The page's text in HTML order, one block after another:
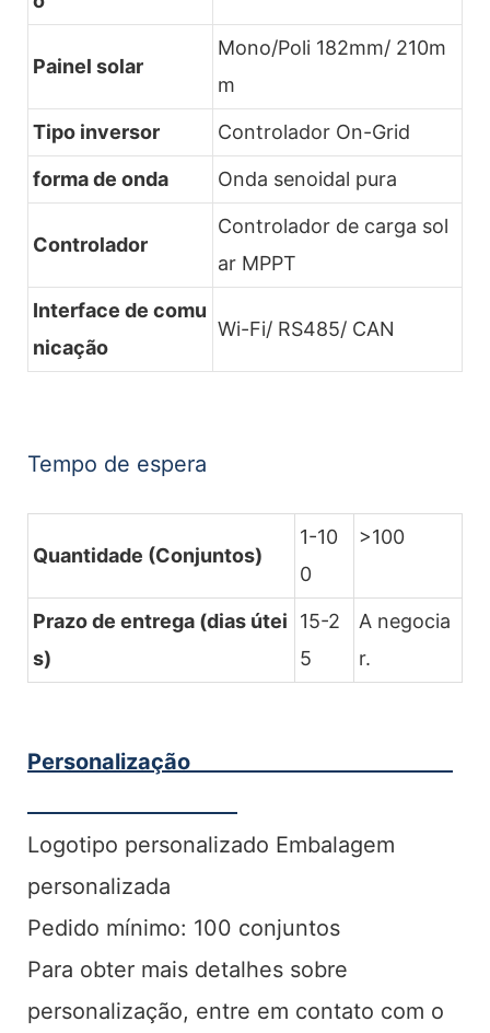
Painel solar
Mono/Poli 182mm/ 210m
m
Tipo inversor Controlador On-Grid
forma de onda Onda senoidal pura
Controlador
Controlador de carga sol
ar MPPT
Interface de comu
nicação
Wi-Fi/ RS485/ CAN
Tempo de espera
Quantidade (Conjuntos)
1-10
0
>100
Prazo de entrega (dias útei
s)
15-2
5
A negocia
r.
Personalização
Logotipo personalizado Embalagem
personalizada
Pedido mínimo: 100 conjuntos
Para obter mais detalhes sobre
personalização, entre em contato com o